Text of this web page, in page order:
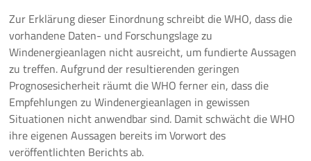
Zur Erklärung dieser Einordnung schreibt die WHO, dass die
vorhandene Daten- und Forschungslage zu
Windenergieanlagen nicht ausreicht, um fundierte Aussagen
zu treffen. Aufgrund der resultierenden geringen
Prognosesicherheit räumt die WHO ferner ein, dass die
Empfehlungen zu Windenergieanlagen in gewissen
Situationen nicht anwendbar sind. Damit schwächt die WHO
ihre eigenen Aussagen bereits im Vorwort des
veröffentlichten Berichts ab.